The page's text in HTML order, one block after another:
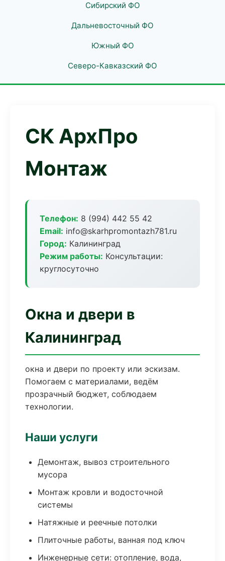
Сибирский ФО
Дальневосточный ФО
Южный ФО
Северо-Кавказский ФО
СК АрхПро
Монтаж
Телефон: 8 (994) 442 55 42
Email: info@skarhpromontazh781.ru
Город: Калининград
Режим работы: Консультации:
круглосуточно
Окна и двери в
Калининград
окна и двери по проекту или эскизам.
Помогаем с материалами, ведём
прозрачный бюджет, соблюдаем
технологии.
Наши услуги
Демонтаж, вывоз строительного
мусора
Монтаж кровли и водосточной
системы
Натяжные и реечные потолки
Плиточные работы, ванная под ключ
Инженерные сети: отопление, вода,